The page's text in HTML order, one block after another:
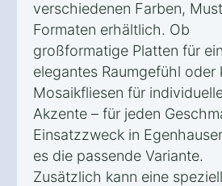
verschiedenen Farben,
Formaten erhältlich. Ob
großformatige Platten für ein
elegantes Raumgefühl oder
Mosaikfliesen für
Akzente – für jeden
Einsatzzweck in
es die passende Variante.
Zusätzlich kann eine